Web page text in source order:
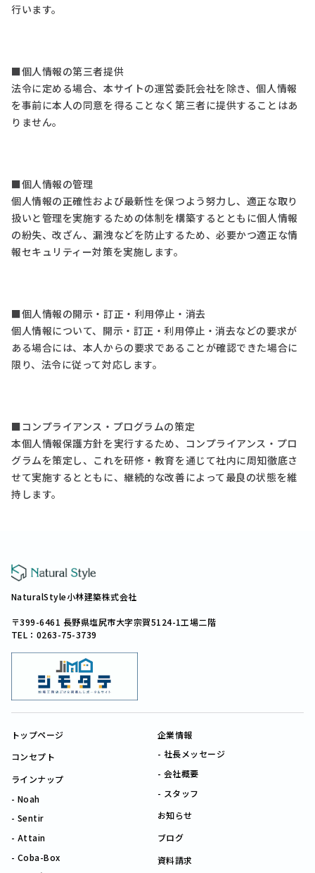
行います。
■個人情報の第三者提供
法令に定める場合、本サイトの運営委託会社を除き、個人情報
を事前に本人の同意を得ることなく第三者に提供することはあ
りません。
■個人情報の管理
個人情報の正確性および最新性を保つよう努力し、適正な取り
扱いと管理を実施するための体制を構築するとともに個人情報
の紛失、改ざん、漏洩などを防止するため、必要かつ適正な情
報セキュリティー対策を実施します。
■個人情報の開示・訂正・利用停止・消去
個人情報について、開示・訂正・利用停止・消去などの要求が
ある場合には、本人からの要求であることが確認できた場合に
限り、法令に従って対応します。
■コンプライアンス・プログラムの策定
本個人情報保護方針を実行するため、コンプライアンス・プロ
グラムを策定し、これを研修・教育を通じて社内に周知徹底さ
せて実施するとともに、継続的な改善によって最良の状態を維
持します。
NaturalStyle小林建築株式会社
〒399-6461 長野県塩尻市大字宗賀5124-1工場二階
TEL：0263-75-3739
トップページ
コンセプト
ラインナップ
Noah
Sentir
Attain
Coba-Box
企業情報
社長メッセージ
会社概要
スタッフ
お知らせ
ブログ
資料請求